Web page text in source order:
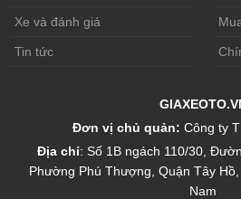
Xe và đánh giá
Tin tức
Đơn vị chủ quản: Công ty
Địa chỉ: Số 1B ngách 110/30,
Phường Phú Thượng, Quận Tây
Nam